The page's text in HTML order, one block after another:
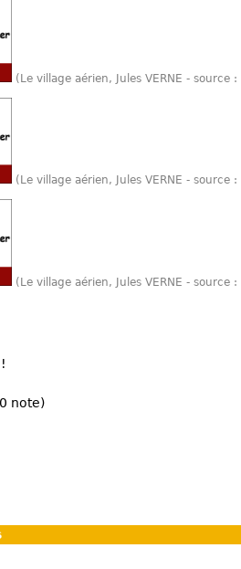
(Le village aérien, Jules VERNE -
(Le village aérien, Jules VERNE -
(Le village aérien, Jules VERNE -
note)